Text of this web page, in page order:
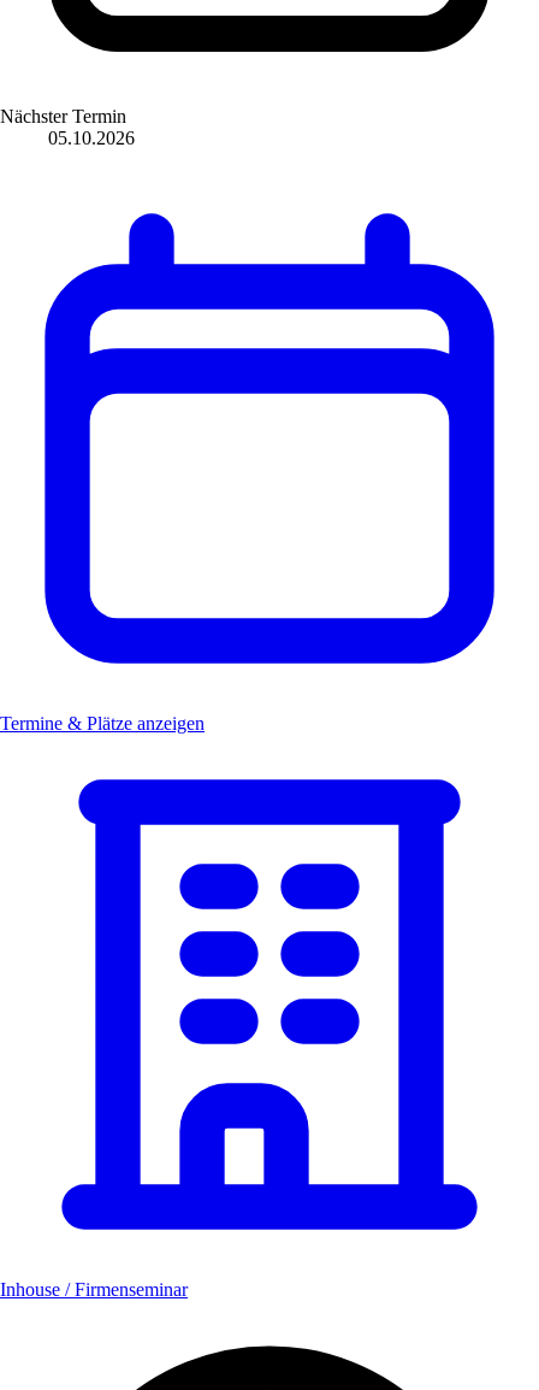
Nächster Termin
05.10.2026
Termine & Plätze anzeigen
Inhouse / Firmenseminar